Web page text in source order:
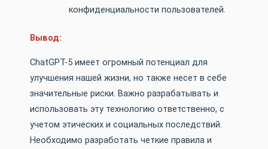
конфиденциальности пользователей.
Вывод:
ChatGPT-5 имеет огромный потенциал для
улучшения нашей жизни, но также несет в себе
значительные риски. Важно разрабатывать и
использовать эту технологию ответственно, с
учетом этических и социальных последствий.
Необходимо разработать четкие правила и